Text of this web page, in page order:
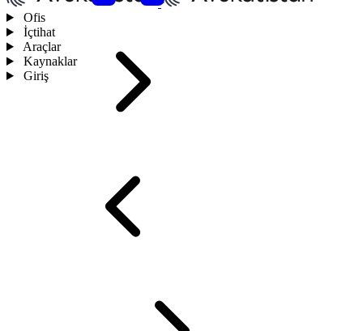
Ofis
İçtihat
Araçlar
Kaynaklar
Giriş